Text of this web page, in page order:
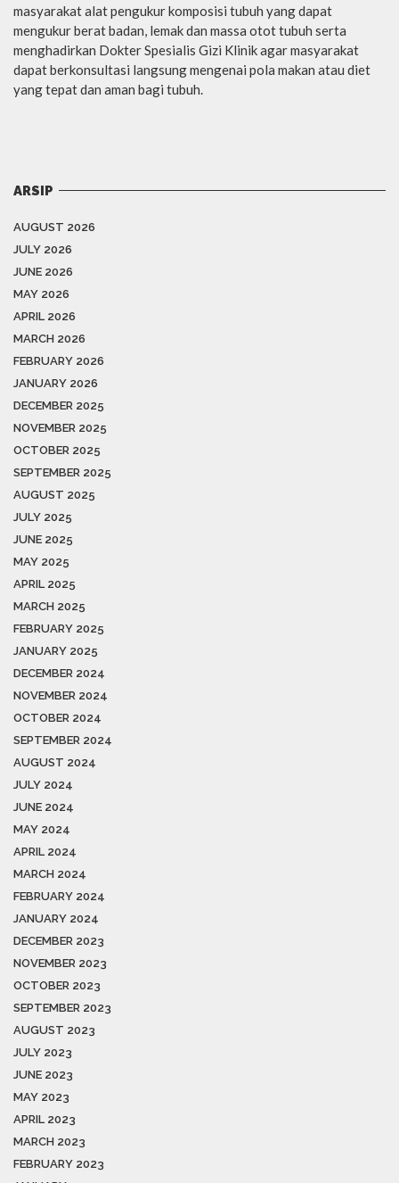
masyarakat alat pengukur komposisi tubuh yang dapat
mengukur berat badan, lemak dan massa otot tubuh serta
menghadirkan Dokter Spesialis Gizi Klinik agar masyarakat
dapat berkonsultasi langsung mengenai pola makan atau diet
yang tepat dan aman bagi tubuh.
ARSIP
AUGUST 2026
JULY 2026
JUNE 2026
MAY 2026
APRIL 2026
MARCH 2026
FEBRUARY 2026
JANUARY 2026
DECEMBER 2025
NOVEMBER 2025
OCTOBER 2025
SEPTEMBER 2025
AUGUST 2025
JULY 2025
JUNE 2025
MAY 2025
APRIL 2025
MARCH 2025
FEBRUARY 2025
JANUARY 2025
DECEMBER 2024
NOVEMBER 2024
OCTOBER 2024
SEPTEMBER 2024
AUGUST 2024
JULY 2024
JUNE 2024
MAY 2024
APRIL 2024
MARCH 2024
FEBRUARY 2024
JANUARY 2024
DECEMBER 2023
NOVEMBER 2023
OCTOBER 2023
SEPTEMBER 2023
AUGUST 2023
JULY 2023
JUNE 2023
MAY 2023
APRIL 2023
MARCH 2023
FEBRUARY 2023